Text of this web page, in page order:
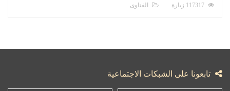
الفتاوى
تابعونا على الشبكات الاجتماعية